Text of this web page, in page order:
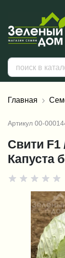
Главная
Артикул 00-
Свити F1
Капуста